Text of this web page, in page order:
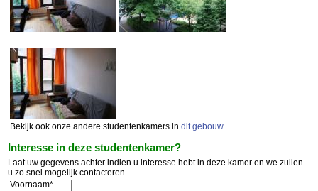
Bekijk ook onze andere studentenkamers in dit gebouw.
Interesse in deze studentenkamer?
Laat uw gegevens achter indien u interesse hebt in deze kamer en we zullen
u zo snel mogelijk contacteren
Voornaam*